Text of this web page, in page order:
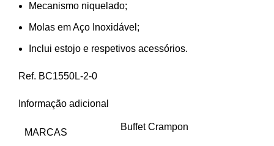
Mecanismo niquelado;
Molas em Aço Inoxidável;
Inclui estojo e respetivos acessórios.
Ref. BC1550L-2-0
Informação adicional
MARCAS
Buffet Crampon